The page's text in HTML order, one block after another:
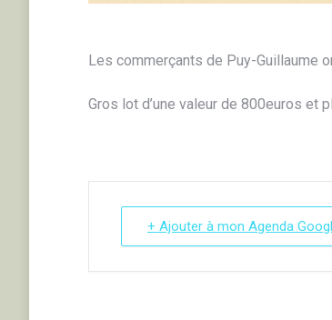
Les commerçants de Puy-Guillaume
Gros lot d’une valeur de 800euros et
+ Ajouter à mon Agenda